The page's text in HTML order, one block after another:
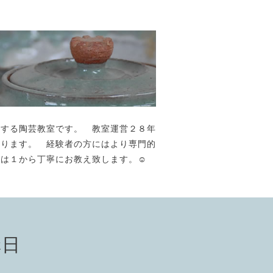
る陶芸教室です。 教室運営２８年
ます。 経験者の方にはより専門的
は１から丁寧にお教え致します。☺️